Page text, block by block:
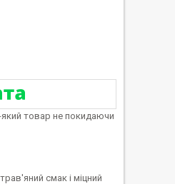
який товар не покидаючи
смак і міцний